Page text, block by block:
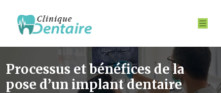
Processus et bénéfices de la
pose d’un implant dentaire